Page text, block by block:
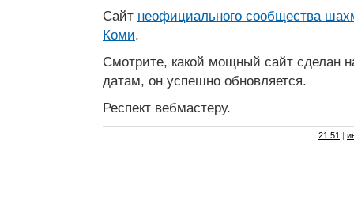
Сайт неофициального сообщества
Коми.
Смотрите, какой мощный сайт сделан
датам, он успешно обновляется.
Респект вебмастеру.
21:51 |